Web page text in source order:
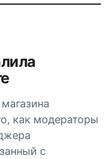
как модераторы
с